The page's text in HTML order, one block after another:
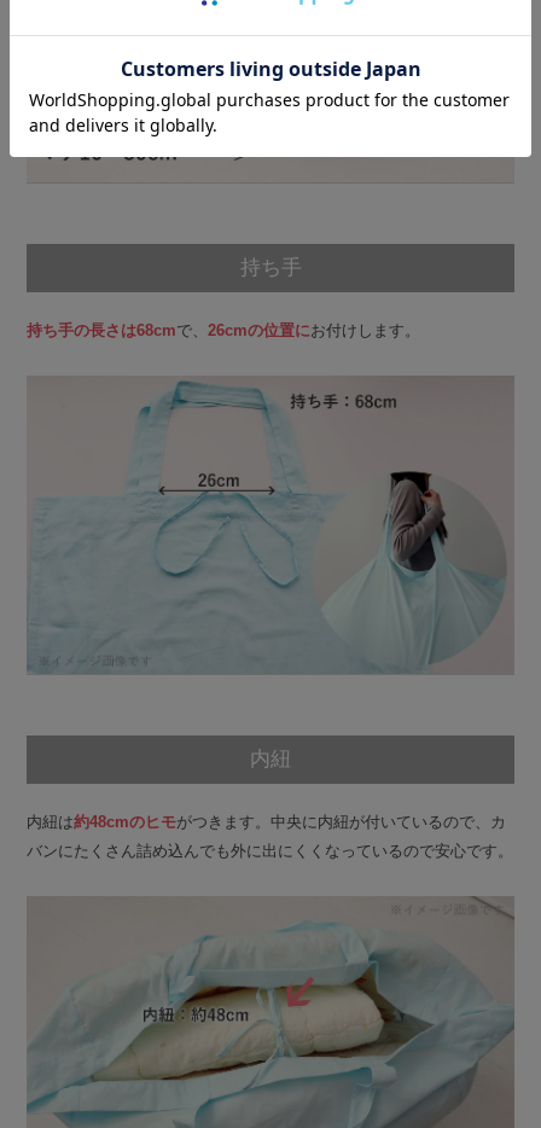
持ち手
持ち手の長さは68cmで、26cmの位置にお付けします。
内紐
内紐は約48cmのヒモがつきます。中央に内紐が付いているので、カ
バンにたくさん詰め込んでも外に出にくくなっているので安心です。